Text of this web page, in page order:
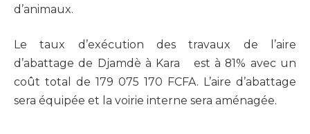
d’animaux.
Le taux d’exécution des travaux de l’aire
d’abattage de Djamdè à Kara est à 81% avec un
coût total de 179 075 170 FCFA. L’aire d’abattage
sera équipée et la voirie interne sera aménagée.